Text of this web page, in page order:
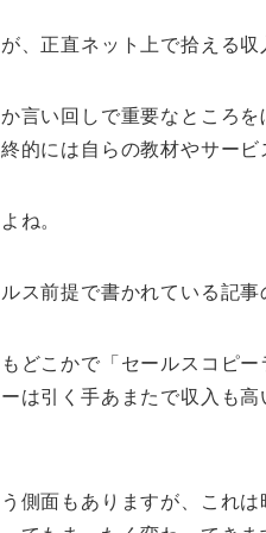
、正直ネット上で拾える
言い回しで重要なところ
的には自らの教材やサービ
ね。
ス前提で書かれている記
どこかで「セールスコピ
は引く手あまたで収入も
側面もありますが、これ